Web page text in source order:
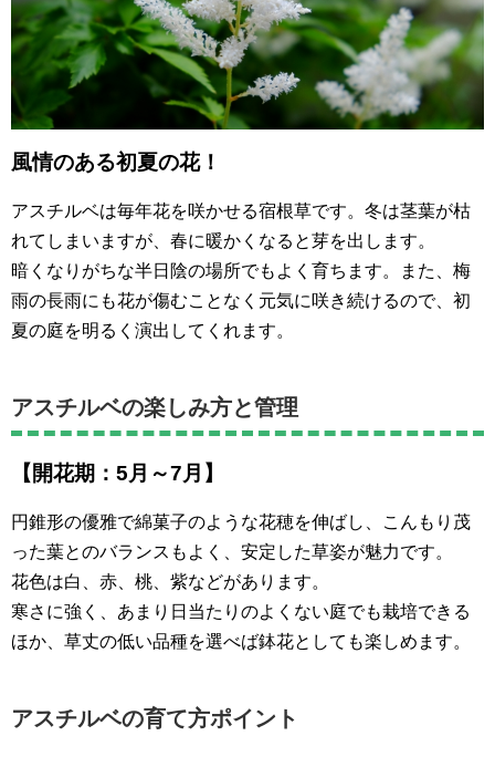
風情のある初夏の花！
アスチルベは毎年花を咲かせる宿根草です。冬は茎葉が枯
れてしまいますが、春に暖かくなると芽を出します。
暗くなりがちな半日陰の場所でもよく育ちます。また、梅
雨の長雨にも花が傷むことなく元気に咲き続けるので、初
夏の庭を明るく演出してくれます。
アスチルベの楽しみ方と管理
【開花期：5月～7月】
円錐形の優雅で綿菓子のような花穂を伸ばし、こんもり茂
った葉とのバランスもよく、安定した草姿が魅力です。
花色は白、赤、桃、紫などがあります。
寒さに強く、あまり日当たりのよくない庭でも栽培できる
ほか、草丈の低い品種を選べば鉢花としても楽しめます。
アスチルベの育て方ポイント